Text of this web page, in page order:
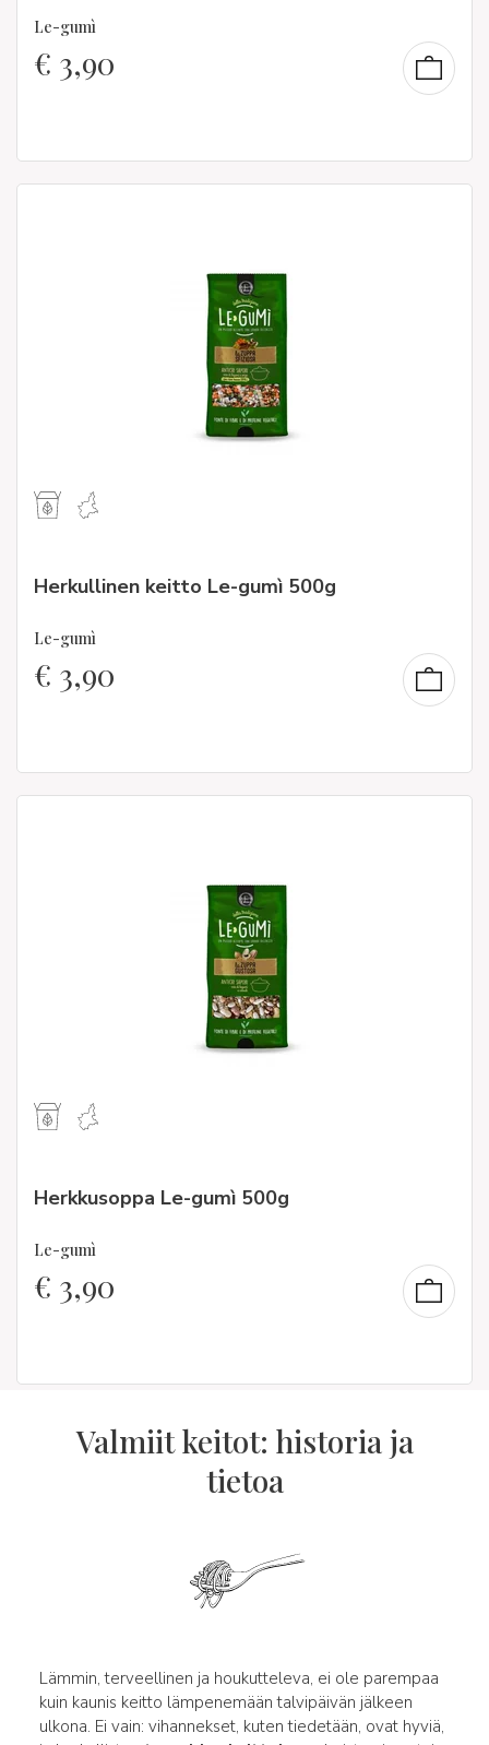
Le-gumì
€ 3,90
Herkullinen keitto Le-gumì 500g
Le-gumì
€ 3,90
Herkkusoppa Le-gumì 500g
Le-gumì
€ 3,90
Valmiit keitot: historia ja
tietoa
Lämmin, terveellinen ja houkutteleva, ei ole parempaa
kuin kaunis keitto lämpenemään talvipäivän jälkeen
ulkona. Ei vain: vihannekset, kuten tiedetään, ovat hyviä,